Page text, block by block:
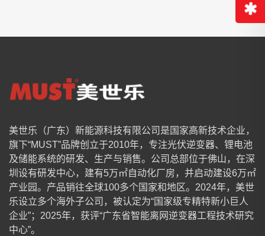
美世乐（广东）新能源科技有限公司是国家高新技术企业，
旗下“MUST”品牌创立于2010年，专注光伏逆变器、锂电池
及储能系统的研发、生产与销售。公司总部位于佛山，在深
圳设有研发中心，建有5万㎡自动化厂房，并启动建设6万㎡
产业园。产品销往全球100多个国家和地区。2024年，美世
乐设立多个海外子公司，被认定为“国家级专精特新小巨人
企业”；2025年，获评“广东省智能离网逆变器工程技术研究
中心”。